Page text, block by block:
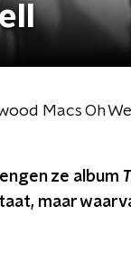
Macs Oh
ze album
maar